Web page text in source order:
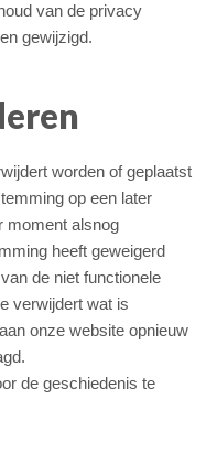
van de privacy
gewijzigd.
worden of geplaatst
op een later
moment alsnog
heeft geweigerd
de niet functionele
verwijdert wat is
onze website opnieuw
de geschiedenis te